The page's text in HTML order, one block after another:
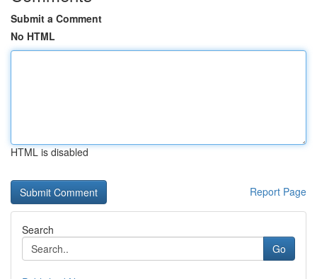
Submit a Comment
No HTML
HTML is disabled
Report Page
Search
Go